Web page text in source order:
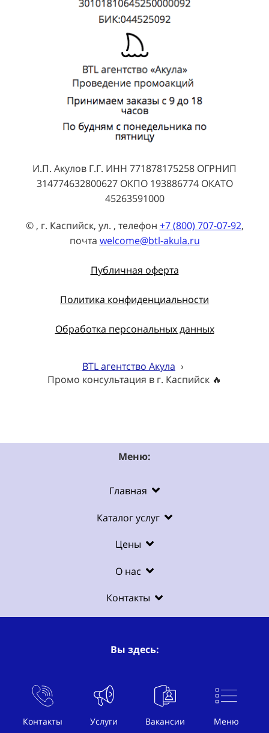
Контакты Услуги Вакансии Меню
И.П. Акулов Г.Г. ИНН 771878175258 ОГРНИП
314774632800627 ОКПО 193886774 ОКАТО
45263591000
© , г. Каспийск, ул. , телефон +7 (800) 707-07-92,
почта welcome@btl-akula.ru
Публичная оферта
Политика конфиденциальности
Обработка персональных данных
BTL агентство Акула ›
Промо консультация в г. Каспийск 🔥
Меню:
Главная
Каталог услуг
Цены
О нас
Контакты
Вы здесь: